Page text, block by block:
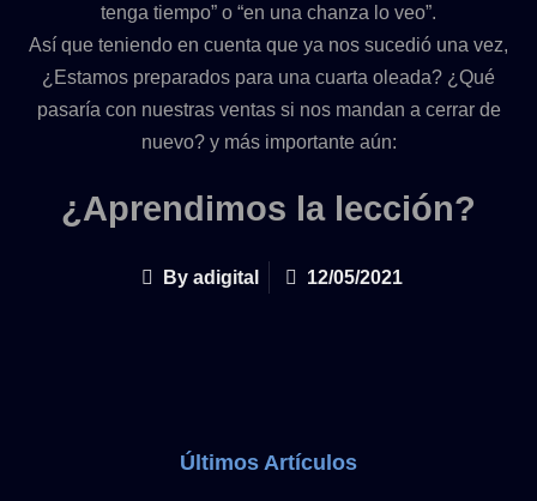
tenga tiempo” o “en una chanza lo veo”.
Así que teniendo en cuenta que ya nos sucedió una vez,
¿Estamos preparados para una cuarta oleada? ¿Qué
pasaría con nuestras ventas si nos mandan a cerrar de
nuevo? y más importante aún:
¿Aprendimos la lección?
By adigital 12/05/2021
Últimos Artículos